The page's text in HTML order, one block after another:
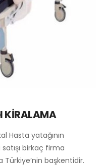
KİRALAMA
Hasta yatağının
birkaç firma
Türkiye’nin başkentidir.